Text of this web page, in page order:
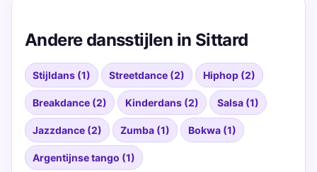
Andere dansstijlen in Sittard
Stijldans (1) Streetdance (2) Hiphop (2)
Breakdance (2) Kinderdans (2) Salsa (1)
Jazzdance (2) Zumba (1) Bokwa (1)
Argentijnse tango (1)